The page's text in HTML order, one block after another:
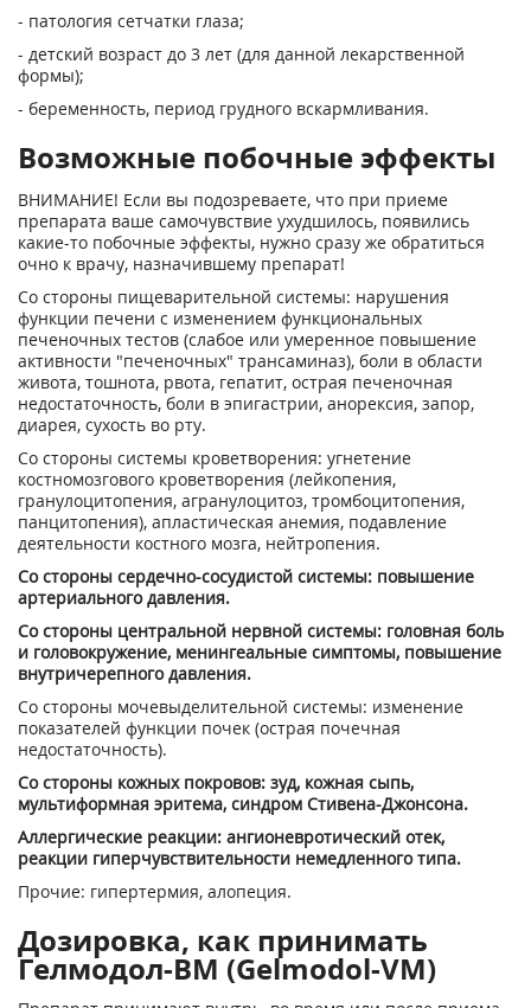
- патология сетчатки глаза;
- детский возраст до 3 лет (для данной лекарственной
формы);
- беременность, период грудного вскармливания.
Возможные побочные эффекты
ВНИМАНИЕ! Если вы подозреваете, что при приеме
препарата ваше самочувствие ухудшилось, появились
какие-то побочные эффекты, нужно сразу же обратиться
очно к врачу, назначившему препарат!
Со стороны пищеварительной системы: нарушения
функции печени с изменением функциональных
печеночных тестов (слабое или умеренное повышение
активности "печеночных" трансаминаз), боли в области
живота, тошнота, рвота, гепатит, острая печеночная
недостаточность, боли в эпигастрии, анорексия, запор,
диарея, сухость во рту.
Со стороны системы кроветворения: угнетение
костномозгового кроветворения (лейкопения,
гранулоцитопения, агранулоцитоз, тромбоцитопения,
панцитопения), апластическая анемия, подавление
деятельности костного мозга, нейтропения.
Со стороны сердечно-сосудистой системы: повышение
артериального давления.
Со стороны центральной нервной системы: головная боль
и головокружение, менингеальные симптомы, повышение
внутричерепного давления.
Со стороны мочевыделительной системы: изменение
показателей функции почек (острая почечная
недостаточность).
Со стороны кожных покровов: зуд, кожная сыпь,
мультиформная эритема, синдром Стивена-Джонсона.
Аллергические реакции: ангионевротический отек,
реакции гиперчувствительности немедленного типа.
Прочие: гипертермия, алопеция.
Дозировка, как принимать
Гелмодол-ВМ (Gelmodol-VM)